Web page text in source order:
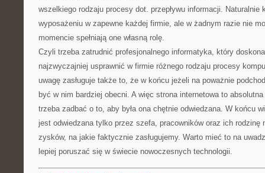
wszelkiego rodzaju procesy dot. przepływu informacji. Naturalnie
wyposażeniu w zapewne każdej firmie, ale w żadnym razie nie
momencie spełniają one własną rolę.
Czyli trzeba zatrudnić profesjonalnego informatyka, który
najzwyczajniej usprawnić w firmie różnego rodzaju procesy
uwagę zasługuje także to, że w końcu jeżeli na poważnie
być w nim bardziej obecni. A więc strona internetowa to
trzeba zadbać o to, aby była ona chętnie odwiedzana. W końcu
jest odwiedzana tylko przez szefa, pracowników oraz ich rodzinę
zysków, na jakie faktycznie zasługujemy. Warto mieć to na
lepiej poruszać się w świecie nowoczesnych technologii.